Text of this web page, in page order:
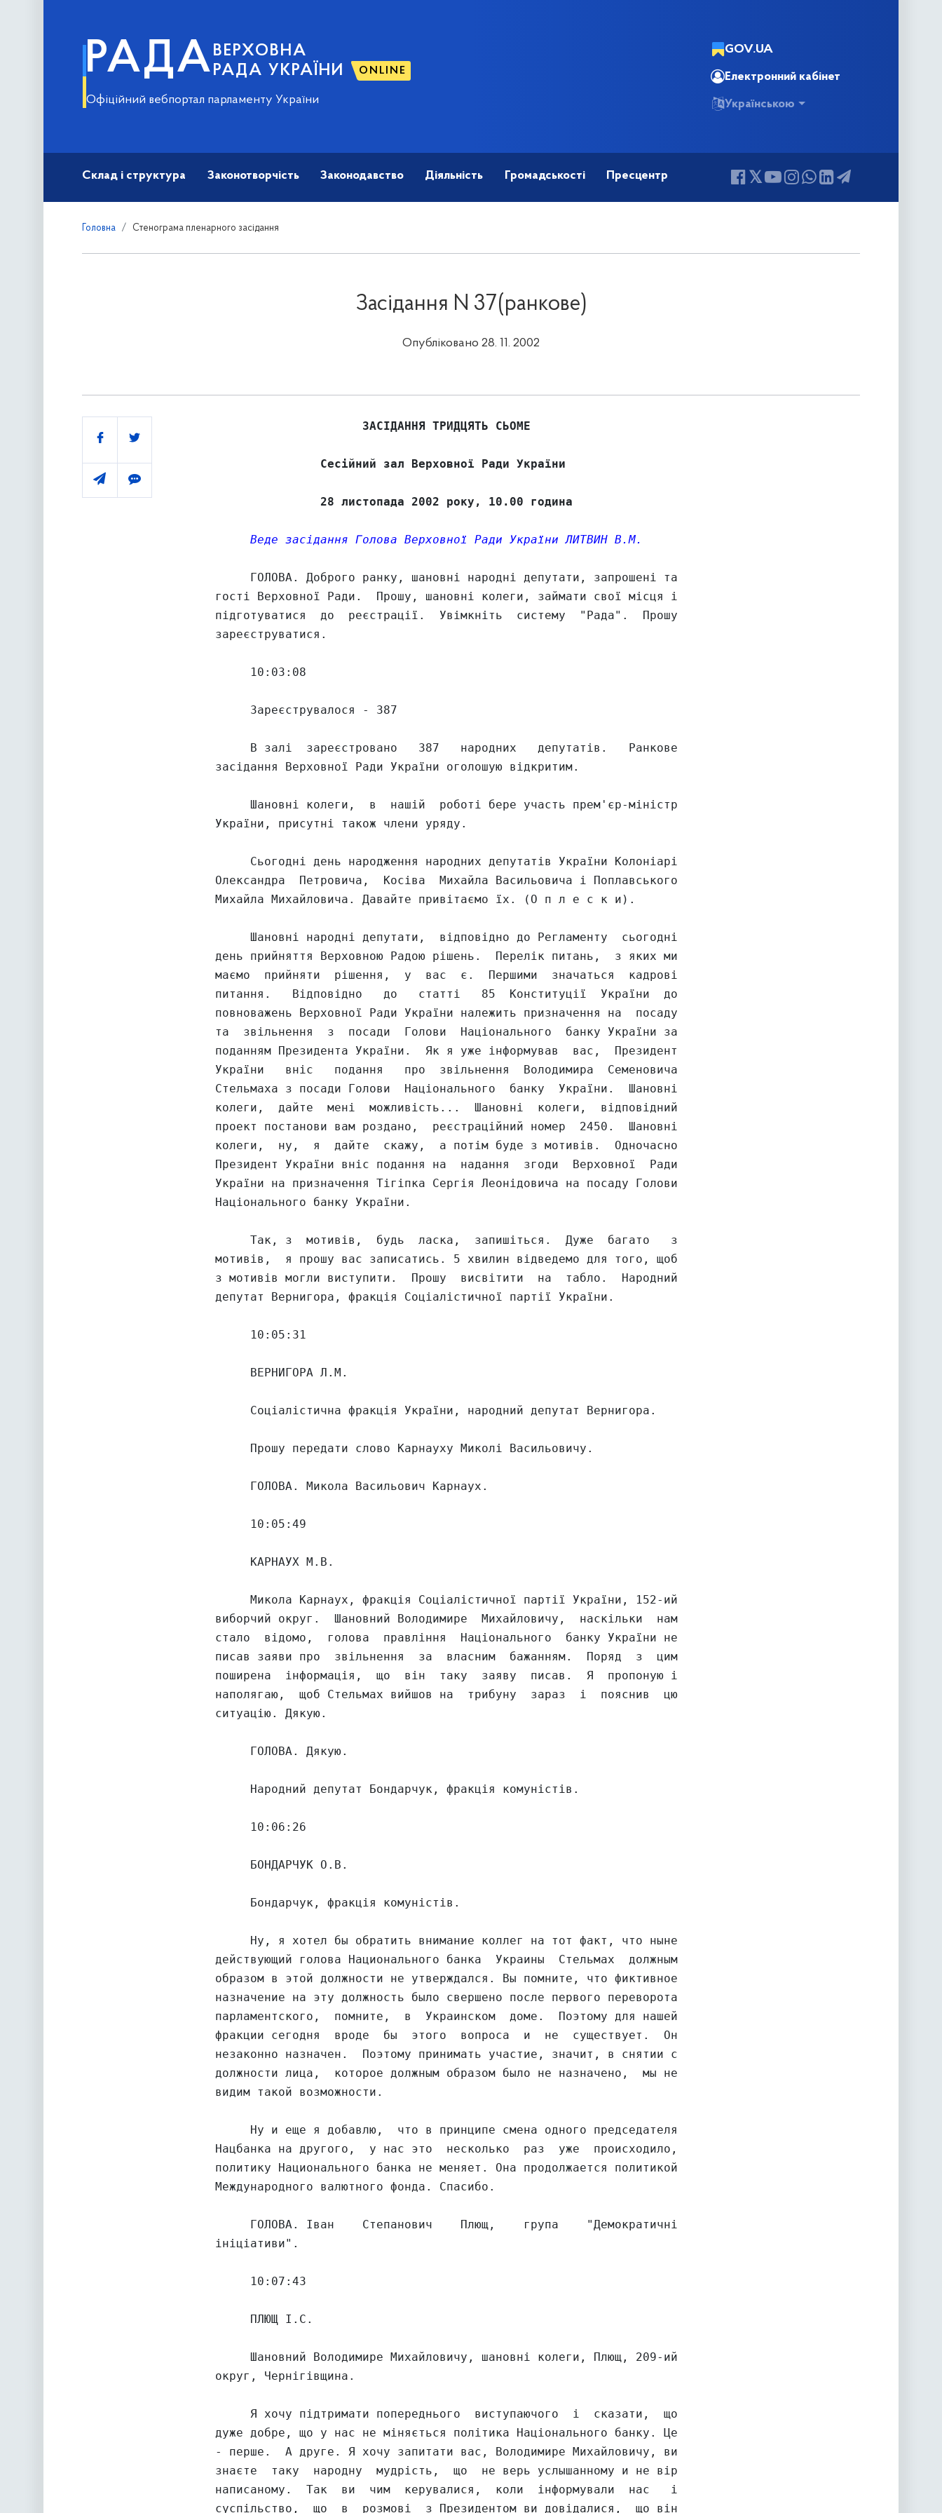
РАДА ВЕРХОВНА
РАДА УКРАЇНИ
ONLINE
Офіційний вебпортал парламенту України
GOV.UA
Електронний кабінет
Українською
Склад і структура Законотворчість Законодавство Діяльність Громадськості Пресцентр
Головна Стенограма пленарного засідання
Засідання N 37(ранкове)
Опубліковано 28. 11. 2002
                     ЗАСІДАННЯ ТРИДЦЯТЬ СЬОМЕ
               Сесійний зал Верховної Ради України
               28 листопада 2002 року, 10.00 година
Поділитись